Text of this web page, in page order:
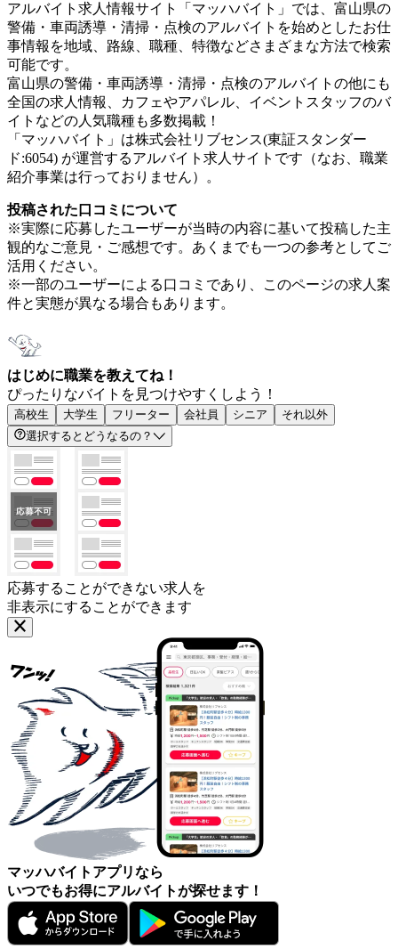
アルバイト求人情報サイト「マッハバイト」では、富山県の
警備・車両誘導・清掃・点検のアルバイトを始めとしたお仕
事情報を地域、路線、職種、特徴などさまざまな方法で検索
可能です。
富山県の警備・車両誘導・清掃・点検のアルバイトの他にも
全国の求人情報、カフェやアパレル、イベントスタッフのバ
イトなどの人気職種も多数掲載！
「マッハバイト」は株式会社リブセンス(東証スタンダー
ド:6054) が運営するアルバイト求人サイトです（なお、職業
紹介事業は行っておりません）。
投稿された口コミについて
※実際に応募したユーザーが当時の内容に基いて投稿した主
観的なご意見・ご感想です。あくまでも一つの参考としてご
活用ください。
※一部のユーザーによる口コミであり、このページの求人案
件と実態が異なる場合もあります。
はじめに職業を教えてね！
ぴったりなバイトを見つけやすくしよう！
高校生 大学生 フリーター 会社員 シニア
それ以外
選択するとどうなるの？
応募することができない求人を
非表示にすることができます
マッハバイトアプリなら
いつでもお得にアルバイトが探せます！